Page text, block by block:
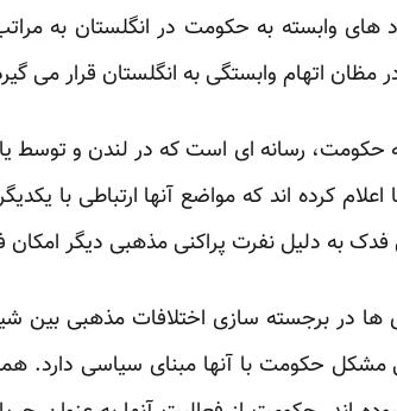
های وابسته به حکومت در انگلستان به
اتهام وابستگی به انگلستان قرار می
حکومت، رسانه ای است که در لندن و توسط
کرده اند که مواضع آنها ارتباطی با
به دلیل نفرت پراکنی مذهبی دیگر امکان
ها در برجسته سازی اختلافات مذهبی بین
حکومت با آنها مبنای سیاسی دارد.